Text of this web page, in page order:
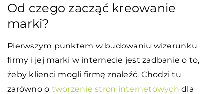
Od czego zacząć kreowanie
marki?
Pierwszym punktem w budowaniu wizerunku
firmy i jej marki w internecie jest zadbanie o to,
żeby klienci mogli firmę znaleźć. Chodzi tu
zarówno o tworzenie stron internetowych dla